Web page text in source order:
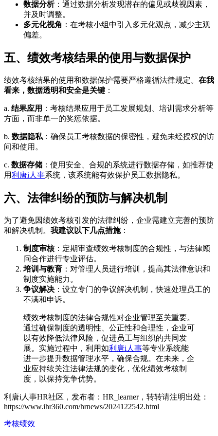
数据分析：通过数据分析发现潜在的偏见或歧视因素，
并及时调整。
多元化视角 ：在考核小组中引入多元化观点，减少主观
偏差。
五、绩效考核结果的使用与数据保护
绩效考核结果的使用和数据保护需要严格遵循法律规定。 在我
看来，数据透明和安全是关键 ：
a. 结果应用 ：考核结果应用于员工发展规划、培训需求分析等
方面，而非单一的奖惩依据。
b. 数据隐私 ：确保员工考核数据的保密性，避免未经授权的访
问和使用。
c. 数据存储 ：使用安全、合规的系统进行数据存储，如推荐使
用利唐i人事系统，该系统能有效保护员工数据隐私。
六、法律纠纷的预防与解决机制
为了避免因绩效考核引发的法律纠纷，企业需建立完善的预防
和解决机制。 我建议以下几点措施：
制度审核：定期审查绩效考核制度的合规性，与法律顾
问合作进行专业评估。
培训与教育 ：对管理人员进行培训，提高其法律意识和
制度实施能力。
争议解决 ：设立专门的争议解决机制，快速处理员工的
不满和申诉。
绩效考核制度的法律合规性对企业管理至关重要。
通过确保制度的透明性、公正性和合理性，企业可
以有效降低法律风险，促进员工与组织的共同发
展。实施过程中，利用如利唐i人事等专业系统能
进一步提升数据管理水平，确保合规。在未来，企
业应持续关注法律法规的变化，优化绩效考核制
度，以保持竞争优势。
利唐i人事HR社区，发布者：HR_learner，转转请注明出处：
https://www.ihr360.com/hrnews/2024122542.html
考核绩效